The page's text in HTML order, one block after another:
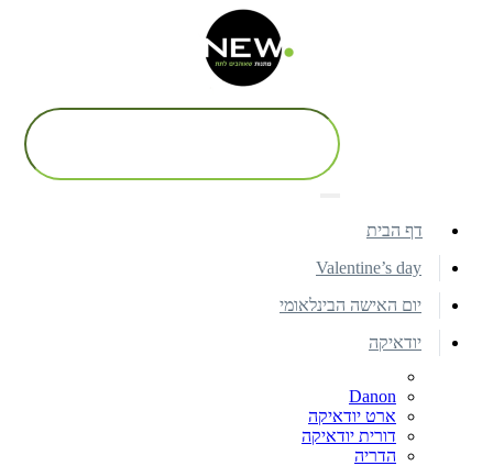
דף הבית
Valentine’s day
יום האישה הבינלאומי
יודאיקה
Danon
ארט יודאיקה
דורית יודאיקה
הדריה